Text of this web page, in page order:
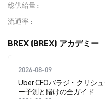
総供給量
流通率
BREX (BREX) アカデミー
2026-08-09
Uber CFOバラジ・クリシ
ー予測と賭けの全ガイド